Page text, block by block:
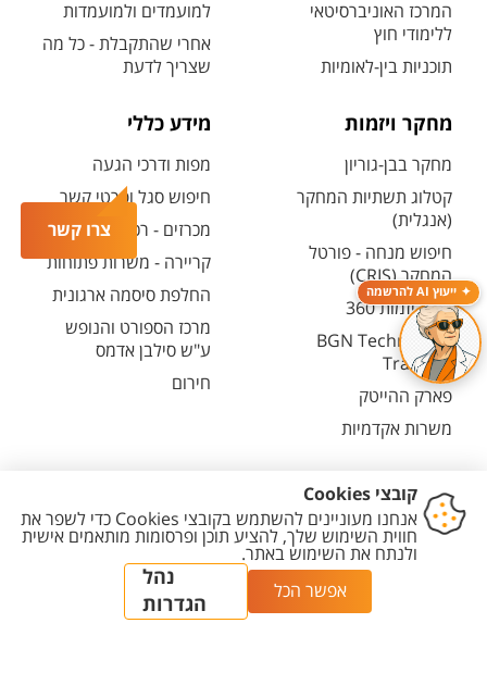
צרו קשר
ייעוץ AI להרשמה
המרכז האוניברסיטאי
ללימודי חוץ
תוכניות בין-לאומיות
למועמדים ולמועמדות
אחרי שהתקבלת - כל מה
שצריך לדעת
מחקר ויזמות
מחקר בבן-גוריון
קטלוג תשתיות המחקר
(אנגלית)
חיפוש מנחה - פורטל
המחקר (CRIS)
מרכז יזמות 360
BGN Technology
Transfer
פארק ההייטק
משרות אקדמיות
מידע כללי
מפות ודרכי הגעה
חיפוש סגל ופרטי קשר
מכרזים - רכש ובינוי
קריירה - משרות פתוחות
החלפת סיסמה ארגונית
מרכז הספורט והנופש
ע"ש סילבן אדמס
חירום
נגישות
מדיניות
מדיניות עריכת
תוכן